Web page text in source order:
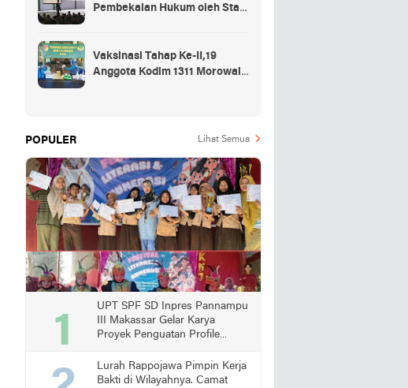
Pembekalan Hukum oleh Staf
Kostrad
Vaksinasi Tahap Ke-II,19
Anggota Kodim 1311 Morowali
POPULER Lihat Semua
UPT SPF SD Inpres Pannampu
III Makassar Gelar Karya
Proyek Penguatan Profile
Lurah Rappojawa Pimpin Kerja
Bakti di Wilayahnya. Camat